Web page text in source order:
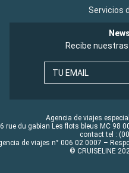
Servicios
Recibe
TU EMAIL
Agencia de viajes
rue du gabian Les flots bleus MC 98
contact tel :
de viajes n° 006 02 0007 –
© CRUISELINE